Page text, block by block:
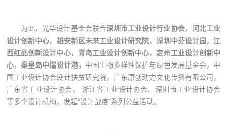
为此，光华设计基金会联合深圳市工业设计行业协会， 河北工业
设计创新中心， 雄安新区未来工业设计研究院，深圳中芬设计园 ， 江
西红品创新设计中心， 青岛工业设计创新中心， 定州工业设计创新中
心，秦皇岛中瑞设计港， 中国生物多样性保护与绿色发展基金会，中
国工业设计协会设计扶贫研究院，广东原创动力文化传播有限公司，
广东省工业设计协会， 浙江省工业设计协会、深圳市工业设计协会
等多个设计机构，发起“设计战疫”系列公益活动。